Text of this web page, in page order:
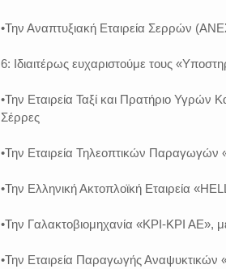
•Την Αναπτυξιακή Εταιρεία Σερρών
6: Ιδιαιτέρως ευχαριστούμε τους
•Την Εταιρεία Ταξί και Πρατήριο
Σέρρες
•Την Εταιρεία Τηλεοπτικών Παραγωγών
•Την Ελληνική Ακτοπλοϊκή Εταιρεία
•Την Γαλακτοβιομηχανία «ΚΡΙ-ΚΡΙ ΑΕ»,
•Την Εταιρεία Παραγωγής Αναψυκτικών